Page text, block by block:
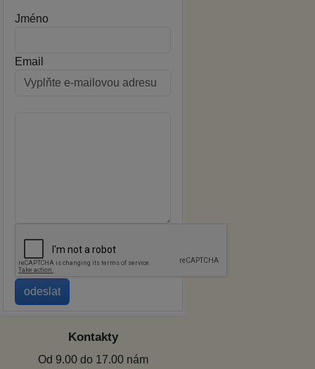
Jméno
Email
Kontakty
Od 9.00 do 17.00 nám